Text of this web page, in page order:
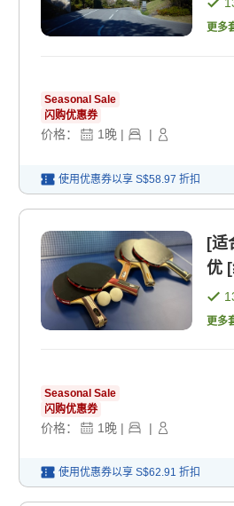
更多
Seasonal Sale
闪购优惠券
价格： 1晚 | |
使用优惠券以享 S$58.97 折扣
[适
优
更多
Seasonal Sale
闪购优惠券
价格： 1 晚 | |
使用优惠券以享 S$62.91 折扣